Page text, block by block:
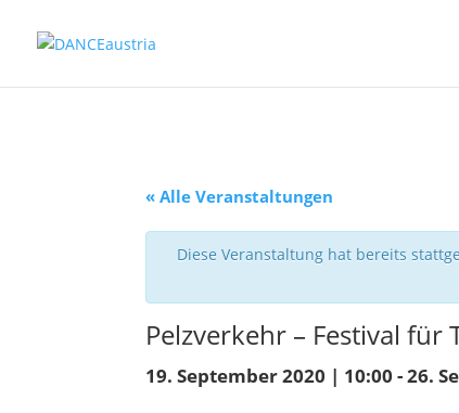
« Alle Veranstaltungen
Diese Veranstaltung hat bereits
Pelzverkehr – Festival
19. September 2020 | 10:00 -26.